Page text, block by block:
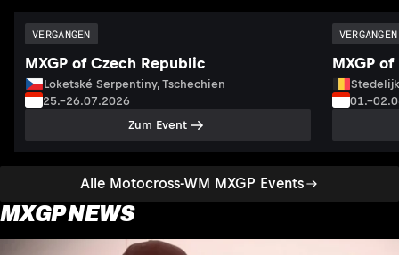
Alle Motocross-WM MXGP Events
VERGANGEN
MXGP of Czech Republic
Loketské Serpentiny, Tschechien
25.–26.07.2026
Zum Event
VERGANGEN
MXGP
MXGP NEWS